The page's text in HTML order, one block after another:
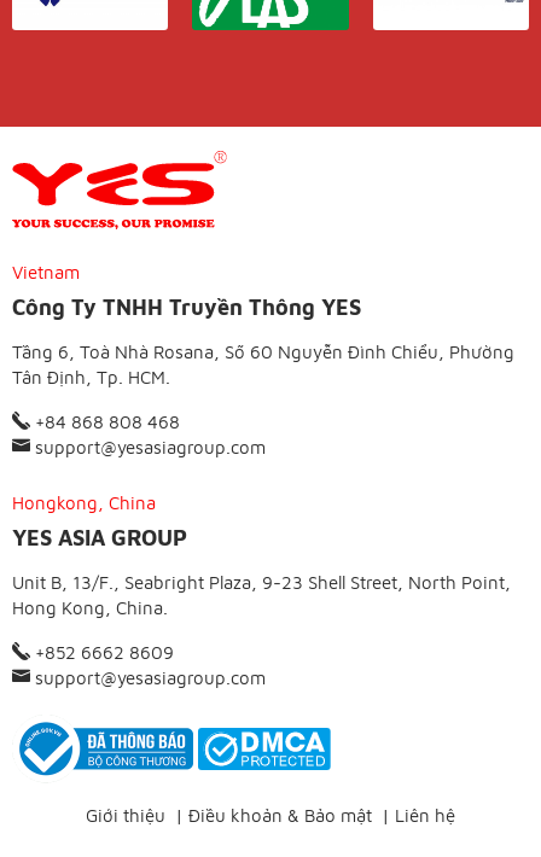
Vietnam
Công Ty TNHH Truyền Thông YES
Tầng 6, Toà Nhà Rosana, Số 60 Nguyễn Đình Chiểu, Phường
Tân Định, Tp. HCM.
+84 868 808 468
support@yesasiagroup.com
Hongkong, China
YES ASIA GROUP
Unit B, 13/F., Seabright Plaza, 9-23 Shell Street, North Point,
Hong Kong, China.
+852 6662 8609
support@yesasiagroup.com
Giới thiệu | Điều khoản & Bảo mật | Liên hệ